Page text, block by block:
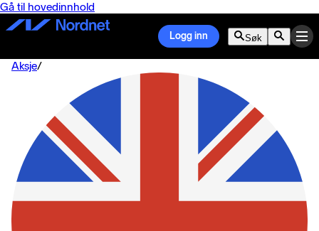
Gå til hovedinnhold
Logg inn Søk
Aksje/